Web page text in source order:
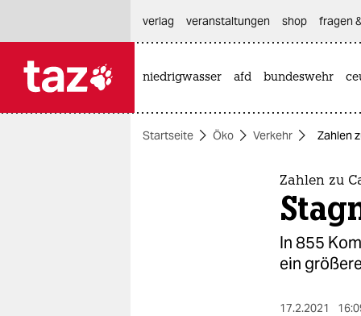
themen
verlag
veranstaltungen shop fragen
niedrigwasser afd bundeswehr
Startseite Öko Verkehr Zahlen
Zahlen zu
In 855
ein
17.2.2021